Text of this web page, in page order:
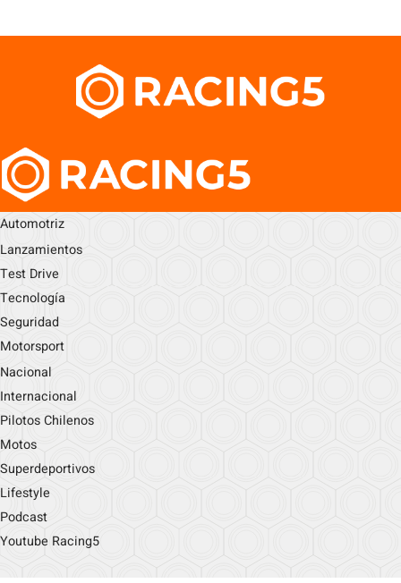
Automotriz
Lanzamientos
Test Drive
Tecnología
Seguridad
Motorsport
Nacional
Internacional
Pilotos Chilenos
Motos
Superdeportivos
Lifestyle
Podcast
Youtube Racing5